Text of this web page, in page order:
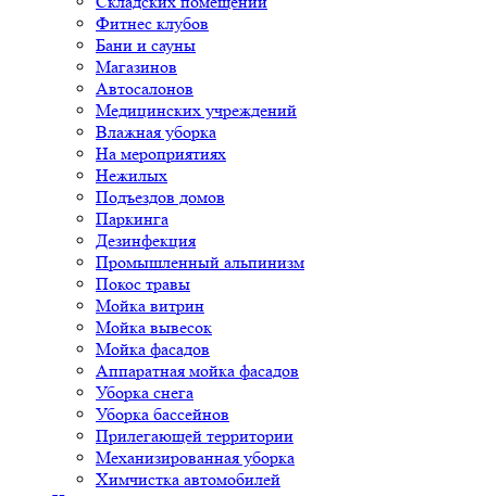
Фитнес клубов
Бани и сауны
Магазинов
Автосалонов
Медицинских учреждений
Влажная уборка
На мероприятиях
Нежилых
Подъездов домов
Паркинга
Дезинфекция
Промышленный альпинизм
Покос травы
Мойка витрин
Мойка вывесок
Мойка фасадов
Аппаратная мойка фасадов
Уборка снега
Уборка бассейнов
Прилегающей территории
Механизированная уборка
Химчистка автомобилей